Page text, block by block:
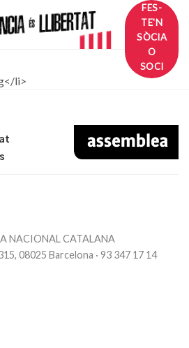
FES-
TE'N
SÒCIA
O
SOCI
li>
NACIONAL CATALANA
08025 Barcelona · 93 347 17 14